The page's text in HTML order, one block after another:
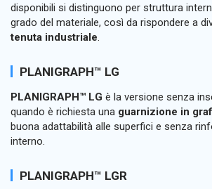
disponibili si distinguono per struttura
grado del materiale, così da rispondere a
tenuta industriale.
PLANIGRAPH™ LG
PLANIGRAPH™ LG è la versione senza
quando è richiesta una guarnizione in
buona adattabilità alle superfici e senza
interno.
PLANIGRAPH™ LGR